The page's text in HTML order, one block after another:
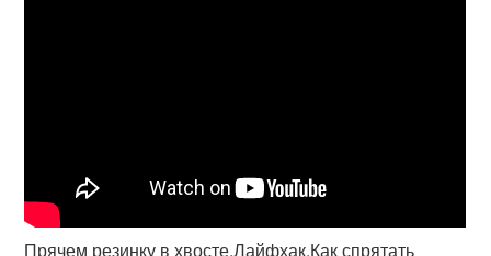
Прячем резинку в хвосте.Лайфхак.Как спрятать